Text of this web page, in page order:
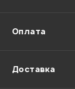
Оплата
Доставка